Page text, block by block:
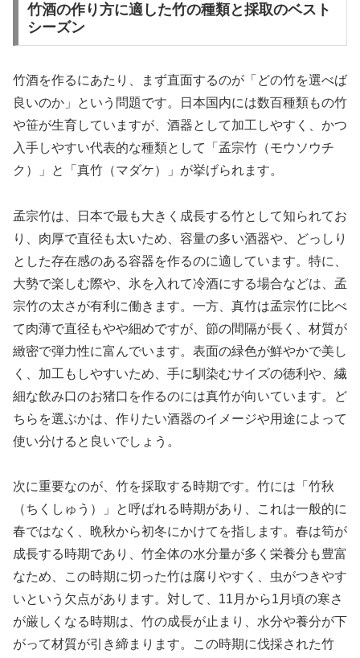
竹酒の作り方に適した竹の種類と採取のベスト
シーズン
竹酒を作るにあたり、まず直面するのが「どの竹を選べば
良いのか」という問題です。日本国内には数百種類もの竹
や笹が生育していますが、酒器として加工しやすく、かつ
入手しやすい代表的な種類として「孟宗竹（モウソウチ
ク）」と「真竹（マダケ）」が挙げられます。
孟宗竹は、日本で最も大きく成長する竹として知られてお
り、肉厚で直径も太いため、容量の多い酒器や、どっしり
とした存在感のある容器を作るのに適しています。特に、
大勢で楽しむ際や、氷を入れて冷酒にする場合などは、孟
宗竹の太さが有利に働きます。一方、真竹は孟宗竹に比べ
て肉薄で直径もやや細めですが、節の間隔が長く、材質が
緻密で弾力性に富んでいます。表面の緑色が鮮やかで美し
く、加工もしやすいため、手に馴染むサイズの徳利や、繊
細な飲み口のお猪口を作るのには真竹が向いています。ど
ちらを選ぶかは、作りたい酒器のイメージや用途によって
使い分けると良いでしょう。
次に重要なのが、竹を採取する時期です。竹には「竹秋
（ちくしゅう）」と呼ばれる時期があり、これは一般的に
春ではなく、晩秋から初冬にかけてを指します。春は筍が
成長する時期であり、竹全体の水分量が多く栄養分も豊富
なため、この時期に切った竹は腐りやすく、虫がつきやす
いという欠点があります。対して、11月から1月頃の寒さ
が厳しくなる時期は、竹の成長が止まり、水分や養分が下
がって材質が引き締まります。この時期に伐採された竹